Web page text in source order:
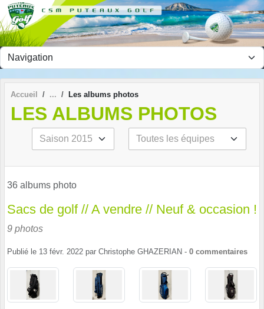
Accueil Les albums photos
LES ALBUMS PHOTOS
36 albums photo
Sacs de golf // A vendre // Neuf & occasion !
9 photos
Publié le 13 févr. 2022 par Christophe GHAZERIAN - 0 commentaires
Panneau de gestion des cookies